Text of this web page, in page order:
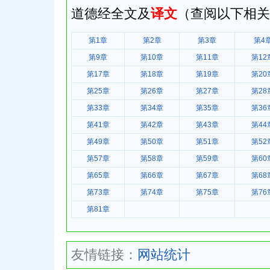
道德经全文及译文 （查阅以下相
第1章 第2章 第3章
第4
第9章
第10章 第11章
第12
第17章
第18章 第19章
第20
第25章
第26章 第27章
第28
第33章
第34章 第35章
第36
第41章
第42章 第43章
第44
第49章
第50章 第51章
第52
第57章
第58章 第59章
第60
第65章
第66章 第67章
第68
第73章
第74章 第75章
第76
第81章
友情链接： 网站统计